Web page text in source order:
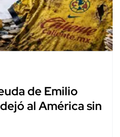
de Emilio
al América sin